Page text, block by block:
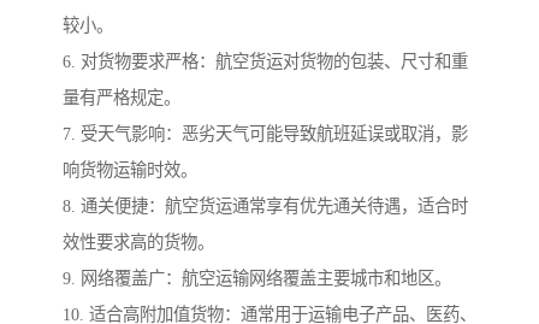
较小。
6. 对货物要求严格：航空货运对货物的包装、尺寸和重
量有严格规定。
7. 受天气影响：恶劣天气可能导致航班延误或取消，影
响货物运输时效。
8. 通关便捷：航空货运通常享有优先通关待遇，适合时
效性要求高的货物。
9. 网络覆盖广：航空运输网络覆盖主要城市和地区。
10. 适合高附加值货物：通常用于运输电子产品、医药、